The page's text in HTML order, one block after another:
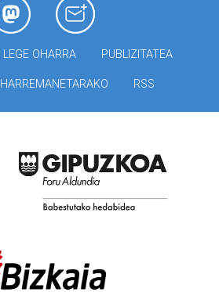
LEGE OHARRA PUBLIZITATEA
HARREMANETARAKO RSS